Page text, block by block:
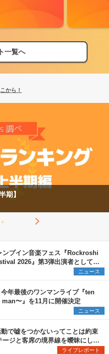
一覧へ
から！
期編発表！
から！
集2026】
季節がやってきた！
ンプイン音楽フェス『Rockroshi
2026』第3弾出演者として
りゆし58、Reiを発表
ニュース
年最後のワンマンライブ『ten
〜』を11月に開催決定
ニュース
で嘘をつかないってことは約束
ジと客席の境界線を曖昧にし
ナル武道館公演レポートライブレポート